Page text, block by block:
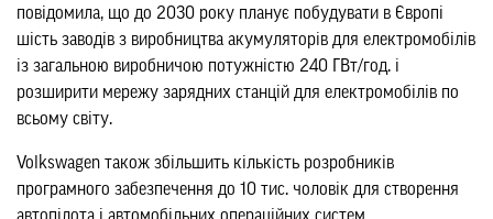
повідомила, що до 2030 року планує побудувати в Європі
шість заводів з виробництва акумуляторів для електромобілів
із загальною виробничою потужністю 240 ГВт/год. і
розширити мережу зарядних станцій для електромобілів по
всьому світу.
Volkswagen також збільшить кількість розробників
програмного забезпечення до 10 тис. чоловік для створення